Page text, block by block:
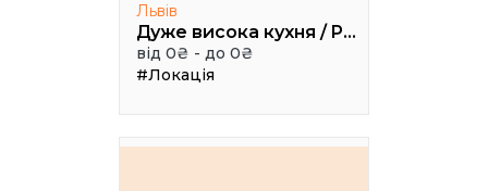
Львів
Дуже висока кухня / Pretty High Kitchen
від 0₴ - до 0₴
#Локація